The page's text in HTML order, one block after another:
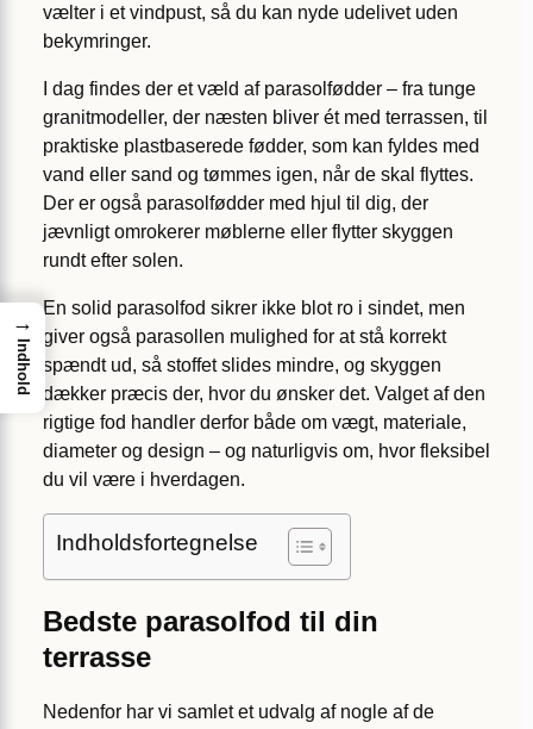
vælter i et vindpust, så du kan nyde udelivet uden
bekymringer.
I dag findes der et væld af parasolfødder – fra tunge
granitmodeller, der næsten bliver ét med terrassen, til
praktiske plastbaserede fødder, som kan fyldes med
vand eller sand og tømmes igen, når de skal flyttes.
Der er også parasolfødder med hjul til dig, der
jævnligt omrokerer møblerne eller flytter skyggen
rundt efter solen.
En solid parasolfod sikrer ikke blot ro i sindet, men
giver også parasollen mulighed for at stå korrekt
spændt ud, så stoffet slides mindre, og skyggen
dækker præcis der, hvor du ønsker det. Valget af den
rigtige fod handler derfor både om vægt, materiale,
diameter og design – og naturligvis om, hvor fleksibel
du vil være i hverdagen.
Indholdsfortegnelse
Bedste parasolfod til din
terrasse
Nedenfor har vi samlet et udvalg af nogle af de
→
Indhold